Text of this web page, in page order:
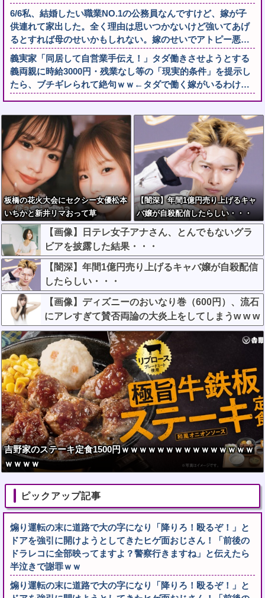
6/6私、結婚したい職業NO.1の公務員なんですけど、嫁が子
供連れて家出した。全く理由は思いつかないけど強いてあげ
るとすれば母のせいかもしれない。嫁のせいでアトピー悪…
義実家「同居して自営業手伝え！」タダ働きさせようとする
義両親に時給3000円・残業なし等の「現実的条件」を提示し
たら、ブチギレられて絶句ｗｗ←タダで働く嫁がいるわけ…
板橋の花火大会にセクシー女優松本
いちかと新井リマおって草
【闇深】年間1億円売り上げるキャ
バ嬢が自殺配信したらしい・・・
【画像】日テレ女子アナさん、とんでもないグラ
ビアを披露した結果・・・
【闇深】年間1億円売り上げるキャバ嬢が自殺配信
したらしい・・・
【画像】ディズニーのおいなり巻（600円）、流石
にアレすぎて賛否両論の大炎上をしてしまうw w w
w w w w
吉野家のステーキ定食1500円ｗｗｗｗｗｗｗｗｗｗｗｗｗｗｗ
ｗｗｗｗ
ピックアップ記事
煽り運転の末に道路で大の字になり「降りろ！殴るぞ！」と
ドアを強引に開けようとしてきたヒゲ面おじさん！「前後の
ドラレコに全部映ってますよ？警察行きますね」と伝えたら
半泣きで謝罪ｗｗ
煽り運転の末に道路で大の字になり「降りろ！殴るぞ！」と